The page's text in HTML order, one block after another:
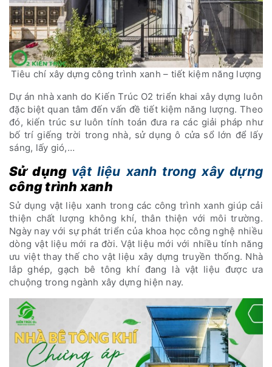
Tiêu chí xây dựng công trình xanh – tiết kiệm năng lượng
Dự án nhà xanh do Kiến Trúc O2 triển khai xây dựng luôn
đặc biệt quan tâm đến vấn đề tiết kiệm năng lượng. Theo
đó, kiến trúc sư luôn tính toán đưa ra các giải pháp như
bố trí giếng trời trong nhà, sử dụng ô cửa sổ lớn để lấy
sáng, lấy gió,…
Sử dụng vật liệu xanh trong xây dựng
công trình xanh
Sử dụng vật liệu xanh trong các công trình xanh giúp cải
thiện chất lượng không khí, thân thiện với môi trường.
Ngày nay với sự phát triển của khoa học công nghệ nhiều
dòng vật liệu mới ra đời. Vật liệu mới với nhiều tính năng
ưu việt thay thế cho vật liệu xây dựng truyền thống. Nhà
lắp ghép, gạch bê tông khí đang là vật liệu được ưa
chuộng trong ngành xây dựng hiện nay.